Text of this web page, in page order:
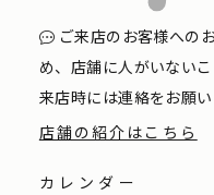
ご来店のお客様への
め、店舗に人がいない
来店時には連絡をお願い
店舗の紹介はこちら
カレンダー